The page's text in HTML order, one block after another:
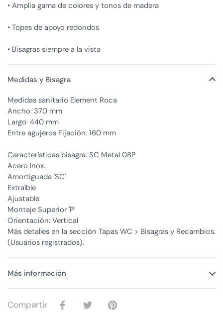
• Amplia gama de colores y tonos de madera
• Topes de apoyo redondos
• Bisagras siempre a la vista
Medidas y Bisagra
Medidas sanitario Element Roca
Ancho: 370 mm
Largo: 440 mm
Entre agujeros Fijación: 160 mm
Características bisagra: SC Metal 08P
Acero Inox.
Amortiguada 'SC'
Extraíble
Ajustable
Montaje Superior 'P'
Orientación: Vertical
Más detalles en la sección Tapas WC > Bisagras y Recambios.
(Usuarios registrados).
Más información
Compartir